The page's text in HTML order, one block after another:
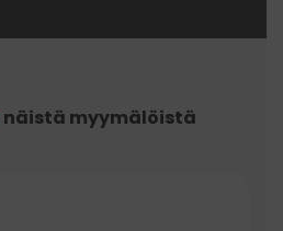
näistä myymälöistä